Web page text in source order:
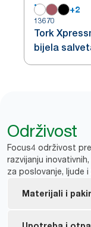
+2
13670
Tork
bijela
uzorkom
Održivost
Focus4 održivost
razvijanju
za poslovanje, ljude
Materijali i
Tork